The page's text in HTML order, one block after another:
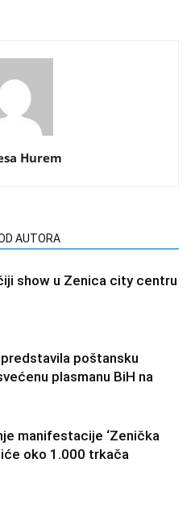
Hurem
AUTORA
show u Zenica city centru
poštansku
plasmanu BiH na
manifestacije ‘Zenička
oko 1.000 trkača